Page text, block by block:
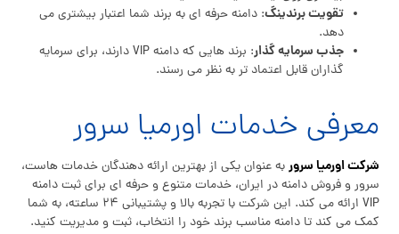
تقویت برندینگ: دامنه حرفه ای به برند شما اعتبار بیشتری می
دهد.
جذب سرمایه گذار
: برند هایی که دامنه VIP دارند، برای سرمایه
گذاران قابل اعتماد تر به نظر می رسند.
معرفی خدمات اورمیا سرور
شرکتاورمیا سروربه عنوان یکی از بهترین ارائه دهندگان خدمات هاست،
سرور و فروش دامنه در ایران، خدمات متنوع و حرفه ای برای ثبت دامنه
VIP ارائه می کند. این شرکت با تجربه بالا و پشتیبانی ۲۴ ساعته، به شما
کمک می کند تا دامنه مناسب برند خود را انتخاب، ثبت و مدیریت کنید.